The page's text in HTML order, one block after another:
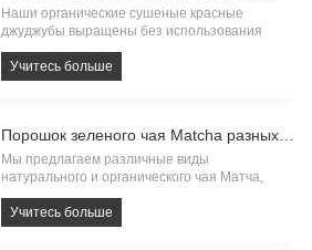
Наши органические сушеные красные
джуджубы выращены без использования
пестицидов и удобрений, эти изысканные
сушеные фрукты воплощают в себе сущность
чистой и натуральной пользы.
Учитесь больше
Мы предлагаем различные виды
натурального и органического чая Матча,
конечных пользователей.
Учитесь больше